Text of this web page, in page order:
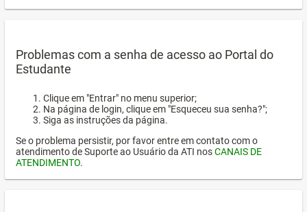
Problemas com a senha de acesso ao Portal do
Estudante
Clique em "Entrar" no menu superior;
Na página de login, clique em "Esqueceu sua senha?";
Siga as instruções da página.
Se o problema persistir, por favor entre em contato com o
atendimento de Suporte ao Usuário da ATI nosCANAIS DE
ATENDIMENTO.